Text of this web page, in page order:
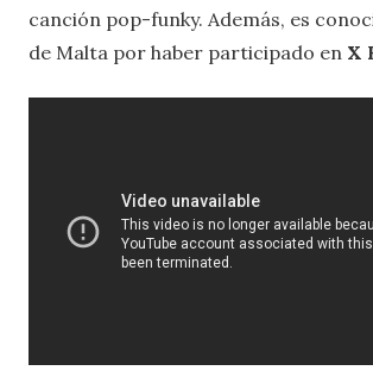
canción pop-funky. Además, es
de Malta por haber participado en X